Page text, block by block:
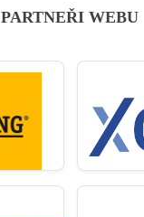
PARTNEŘI WEBU